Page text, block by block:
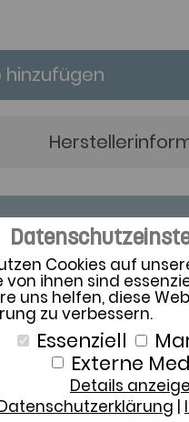
Cookies auf
von ihnen sind
uns helfen, diese
zu verbessern.
Essenziell
Externe
Details
hinzufügen
stammen. Wir behalten uns vor,
sind